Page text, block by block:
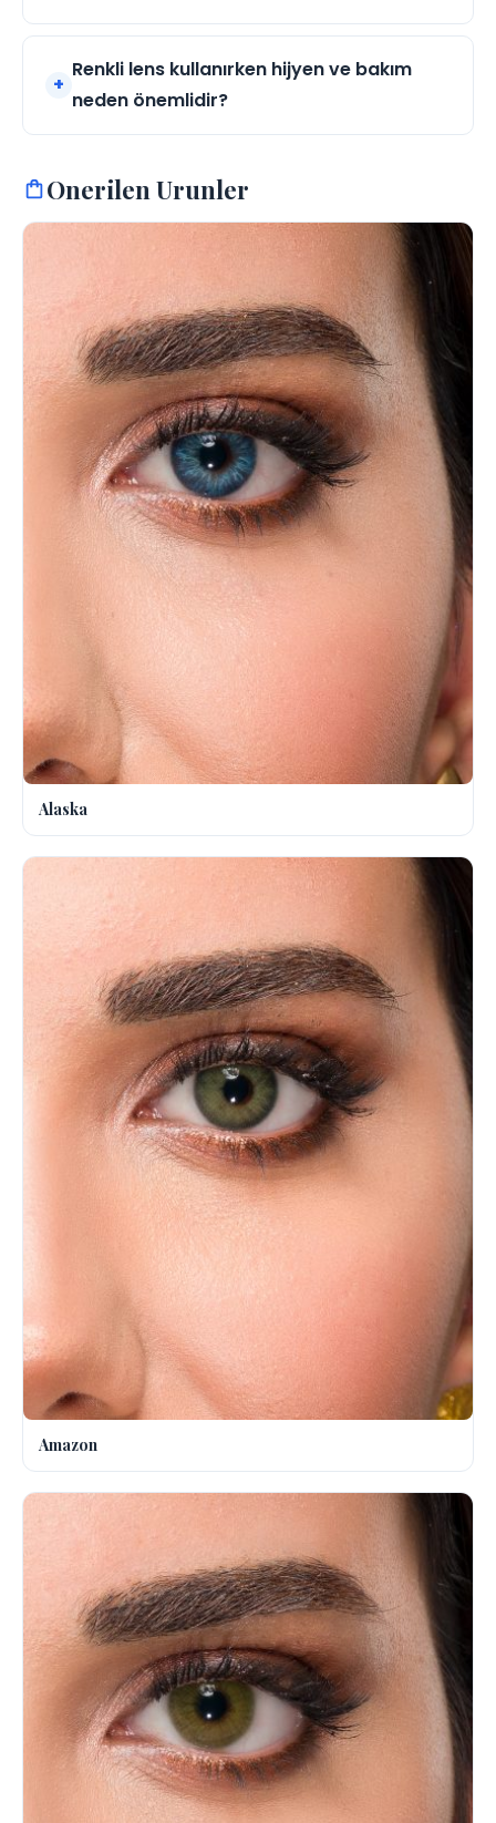
Renkli lens kullanırken hijyen ve bakım
neden önemlidir?
Onerilen Urunler
Alaska
Amazon